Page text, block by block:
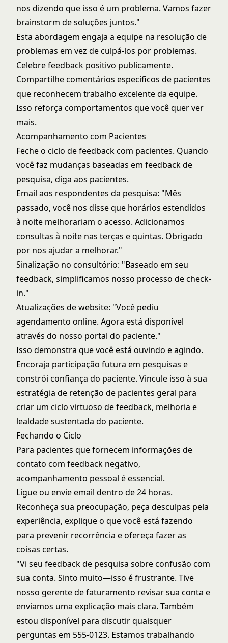
nos dizendo que isso é um problema. Vamos fazer
brainstorm de soluções juntos."
Esta abordagem engaja a equipe na resolução de
problemas em vez de culpá-los por problemas.
Celebre feedback positivo publicamente.
Compartilhe comentários específicos de pacientes
que reconhecem trabalho excelente da equipe.
Isso reforça comportamentos que você quer ver
mais.
Acompanhamento com Pacientes
Feche o ciclo de feedback com pacientes. Quando
você faz mudanças baseadas em feedback de
pesquisa, diga aos pacientes.
Email aos respondentes da pesquisa: "Mês
passado, você nos disse que horários estendidos
à noite melhorariam o acesso. Adicionamos
consultas à noite nas terças e quintas. Obrigado
por nos ajudar a melhorar."
Sinalização no consultório: "Baseado em seu
feedback, simplificamos nosso processo de check-
in."
Atualizações de website: "Você pediu
agendamento online. Agora está disponível
através do nosso portal do paciente."
Isso demonstra que você está ouvindo e agindo.
Encoraja participação futura em pesquisas e
constrói confiança do paciente. Vincule isso à sua
estratégia de retenção de pacientes geral para
criar um ciclo virtuoso de feedback, melhoria e
lealdade sustentada do paciente.
Fechando o Ciclo
Para pacientes que fornecem informações de
contato com feedback negativo,
acompanhamento pessoal é essencial.
Ligue ou envie email dentro de 24 horas.
Reconheça sua preocupação, peça desculpas pela
experiência, explique o que você está fazendo
para prevenir recorrência e ofereça fazer as
coisas certas.
"Vi seu feedback de pesquisa sobre confusão com
sua conta. Sinto muito—isso é frustrante. Tive
nosso gerente de faturamento revisar sua conta e
enviamos uma explicação mais clara. Também
estou disponível para discutir quaisquer
perguntas em 555-0123. Estamos trabalhando